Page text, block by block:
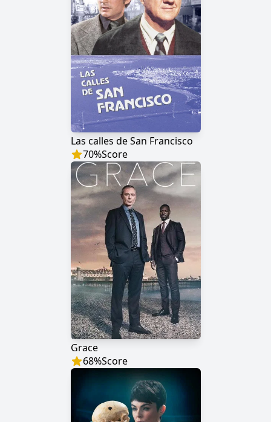
Las calles de San Francisco
70%Score
Grace
68%Score